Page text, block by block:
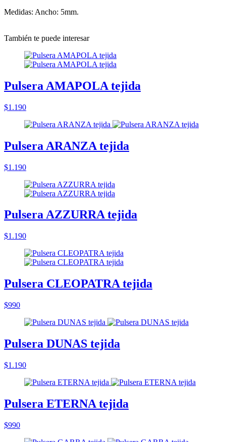
Medidas: Ancho: 5mm.
También te puede interesar
Pulsera AMAPOLA tejida
$1.190
Pulsera ARANZA tejida
$1.190
Pulsera AZZURRA tejida
$1.190
Pulsera CLEOPATRA tejida
$990
Pulsera DUNAS tejida
$1.190
Pulsera ETERNA tejida
$990